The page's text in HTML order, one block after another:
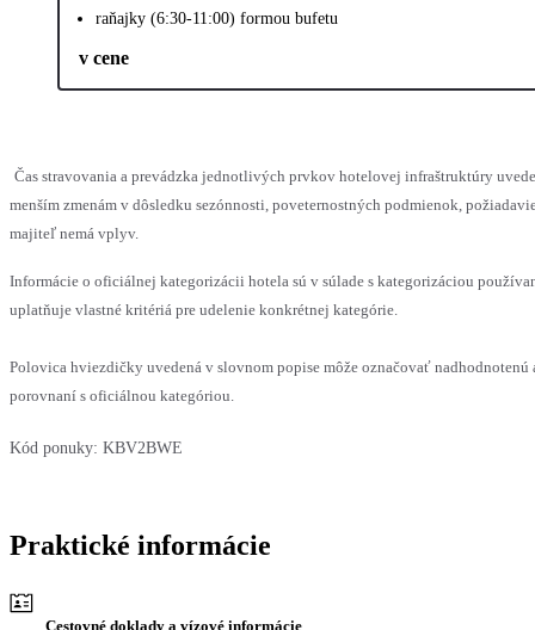
raňajky (6:30-11:00) formou bufetu
v cene
Čas stravovania a prevádzka jednotlivých prvkov hotelovej infraštruktúry
menším zmenám v dôsledku sezónnosti, poveternostných podmienok,
majiteľ nemá vplyv.
Informácie o oficiálnej kategorizácii hotela sú v súlade s kategorizáciou
uplatňuje vlastné kritériá pre udelenie konkrétnej kategórie.
Polovica hviezdičky uvedená v slovnom popise môže označovať
porovnaní s oficiálnou kategóriou.
Kód ponuky: KBV2BWE
Praktické informácie
Cestovné doklady a vízové informácie